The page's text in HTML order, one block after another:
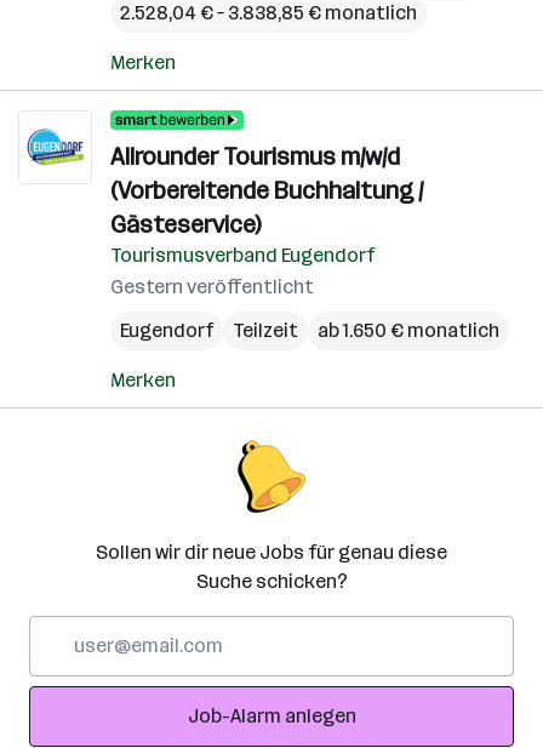
2.528,04 € – 3.838,85 € monatlich
Merken
Allrounder Tourismus m/w/d
(Vorbereitende Buchhaltung /
Gästeservice)
Tourismusverband Eugendorf
Gestern veröffentlicht
Eugendorf
Teilzeit ab 1.650 € monatlich
Merken
Sollen wir dir neue Jobs für genau diese
Suche schicken?
Adresse
Job-Alarm anlegen